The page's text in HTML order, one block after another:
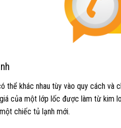
thể khác nhau tùy vào quy cách
của một lớp lốc được làm từ kim
chiếc tủ lạnh mới.